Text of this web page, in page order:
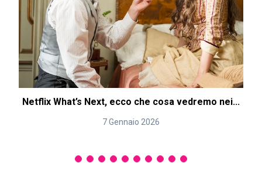
Netflix What’s Next, ecco che cosa vedremo nei...
7 Gennaio 2026